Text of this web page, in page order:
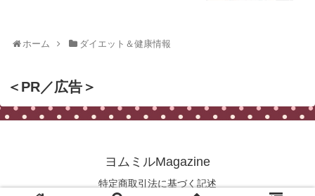
ホーム ダイエット＆健康情報
＜PR／広告＞
ヨムミルMagazine
特定商取引法に基づく記述